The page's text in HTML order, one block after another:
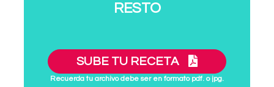
RESTO
SUBE TU RECETA
Recuerda tu archivo debe ser en formato pdf. o jpg.